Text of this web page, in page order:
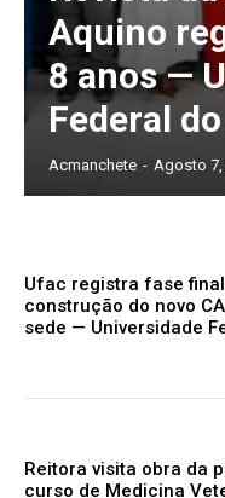
Aquino
8 anos —
Federal
Acmanchete - Agosto 7,
Ufac registra fase
construção do novo
sede — Universidade
Reitora visita obra da
curso de Medicina